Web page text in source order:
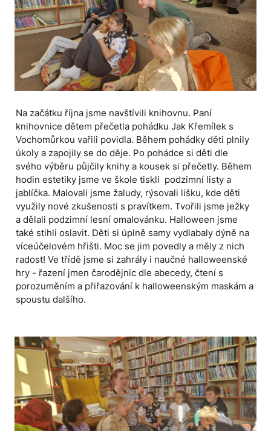
Na začátku října jsme navštívili knihovnu. Paní
knihovnice dětem přečetla pohádku Jak Křemílek s
Vochomůrkou vařili povidla. Během pohádky děti plnily
úkoly a zapojily se do děje. Po pohádce si děti dle
svého výběru půjčily knihy a kousek si přečetly. Během
hodin estetiky jsme ve škole tiskli podzimní listy a
jablíčka. Malovali jsme žaludy, rýsovali lišku, kde děti
využily nové zkušenosti s pravítkem. Tvořili jsme ježky
a dělali podzimní lesní omalovánku. Halloween jsme
také stihli oslavit. Děti si úplně samy vydlabaly dýně na
víceúčelovém hřišti. Moc se jim povedly a měly z nich
radost! Ve třídě jsme si zahrály i naučné halloweenské
hry - řazení jmen čarodějnic dle abecedy, čtení s
porozuměním a přiřazování k halloweenským maskám a
spoustu dalšího.